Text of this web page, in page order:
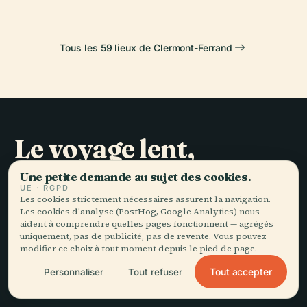
Tous les 59 lieux de Clermont-Ferrand
Le voyage lent,
bien raconté.
RESTEZ DANS LA BOUCLE
Rejoindre
Une petite demande au sujet des cookies.
UE · RGPD
Les cookies strictement nécessaires assurent la navigation.
Les cookies d'analyse (PostHog, Google Analytics) nous
aident à comprendre quelles pages fonctionnent — agrégés
uniquement, pas de publicité, pas de revente. Vous pouvez
modifier ce choix à tout moment depuis le pied de page.
Personnaliser Tout refuser Tout accepter